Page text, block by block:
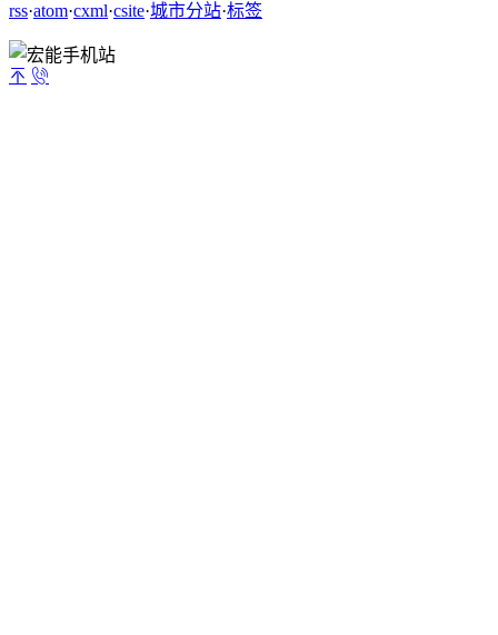
rss·atom·cxml·csite·城市分站·标签
 